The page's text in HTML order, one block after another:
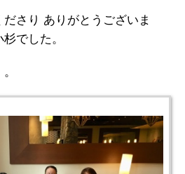
さり ありがとうございま
でした。